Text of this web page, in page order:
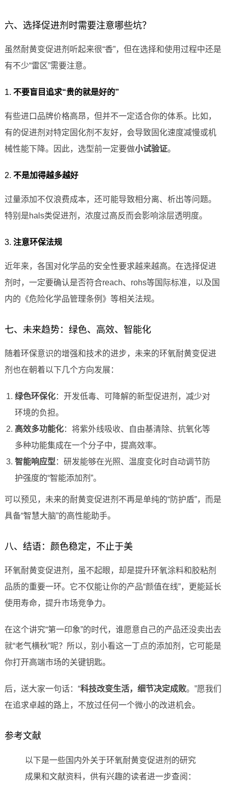
六、选择促进剂时需要注意哪些坑？
虽然耐黄变促进剂听起来很“香”，但在选择和使用过程中还是
有不少“雷区”需要注意。
1. 不要盲目追求“贵的就是好的”
有些进口品牌价格高昂，但并不一定适合你的体系。比如，
有的促进剂对特定固化剂不友好，会导致固化速度减慢或机
械性能下降。因此，选型前一定要做小试验证。
2. 不是加得越多越好
过量添加不仅浪费成本，还可能导致相分离、析出等问题。
特别是hals类促进剂，浓度过高反而会影响涂层透明度。
3. 注意环保法规
近年来，各国对化学品的安全性要求越来越高。在选择促进
剂时，一定要确认是否符合reach、rohs等国际标准，以及国
内的《危险化学品管理条例》等相关法规。
七、未来趋势：绿色、高效、智能化
随着环保意识的增强和技术的进步，未来的环氧耐黄变促进
剂也在朝着以下几个方向发展：
绿色环保化：开发低毒、可降解的新型促进剂，减少对
环境的负担。
高效多功能化：将紫外线吸收、自由基清除、抗氧化等
多种功能集成在一个分子中，提高效率。
智能响应型 ：研发能够在光照、温度变化时自动调节防
护强度的“智能添加剂”。
可以预见，未来的耐黄变促进剂不再是单纯的“防护盾”，而是
具备“智慧大脑”的高性能助手。
八、结语：颜色稳定，不止于美
环氧耐黄变促进剂，虽不起眼，却是提升环氧涂料和胶粘剂
品质的重要一环。它不仅能让你的产品“颜值在线”，更能延长
使用寿命，提升市场竞争力。
在这个讲究“第一印象”的时代，谁愿意自己的产品还没卖出去
就“老气横秋”呢？所以，别小看这一丁点的添加剂，它可能是
你打开高端市场的关键钥匙。
后，送大家一句话：“科技改变生活，细节决定成败。”愿我们
在追求卓越的路上，不放过任何一个微小的改进机会。
参考文献
以下是一些国内外关于环氧耐黄变促进剂的研究
成果和文献资料，供有兴趣的读者进一步查阅：